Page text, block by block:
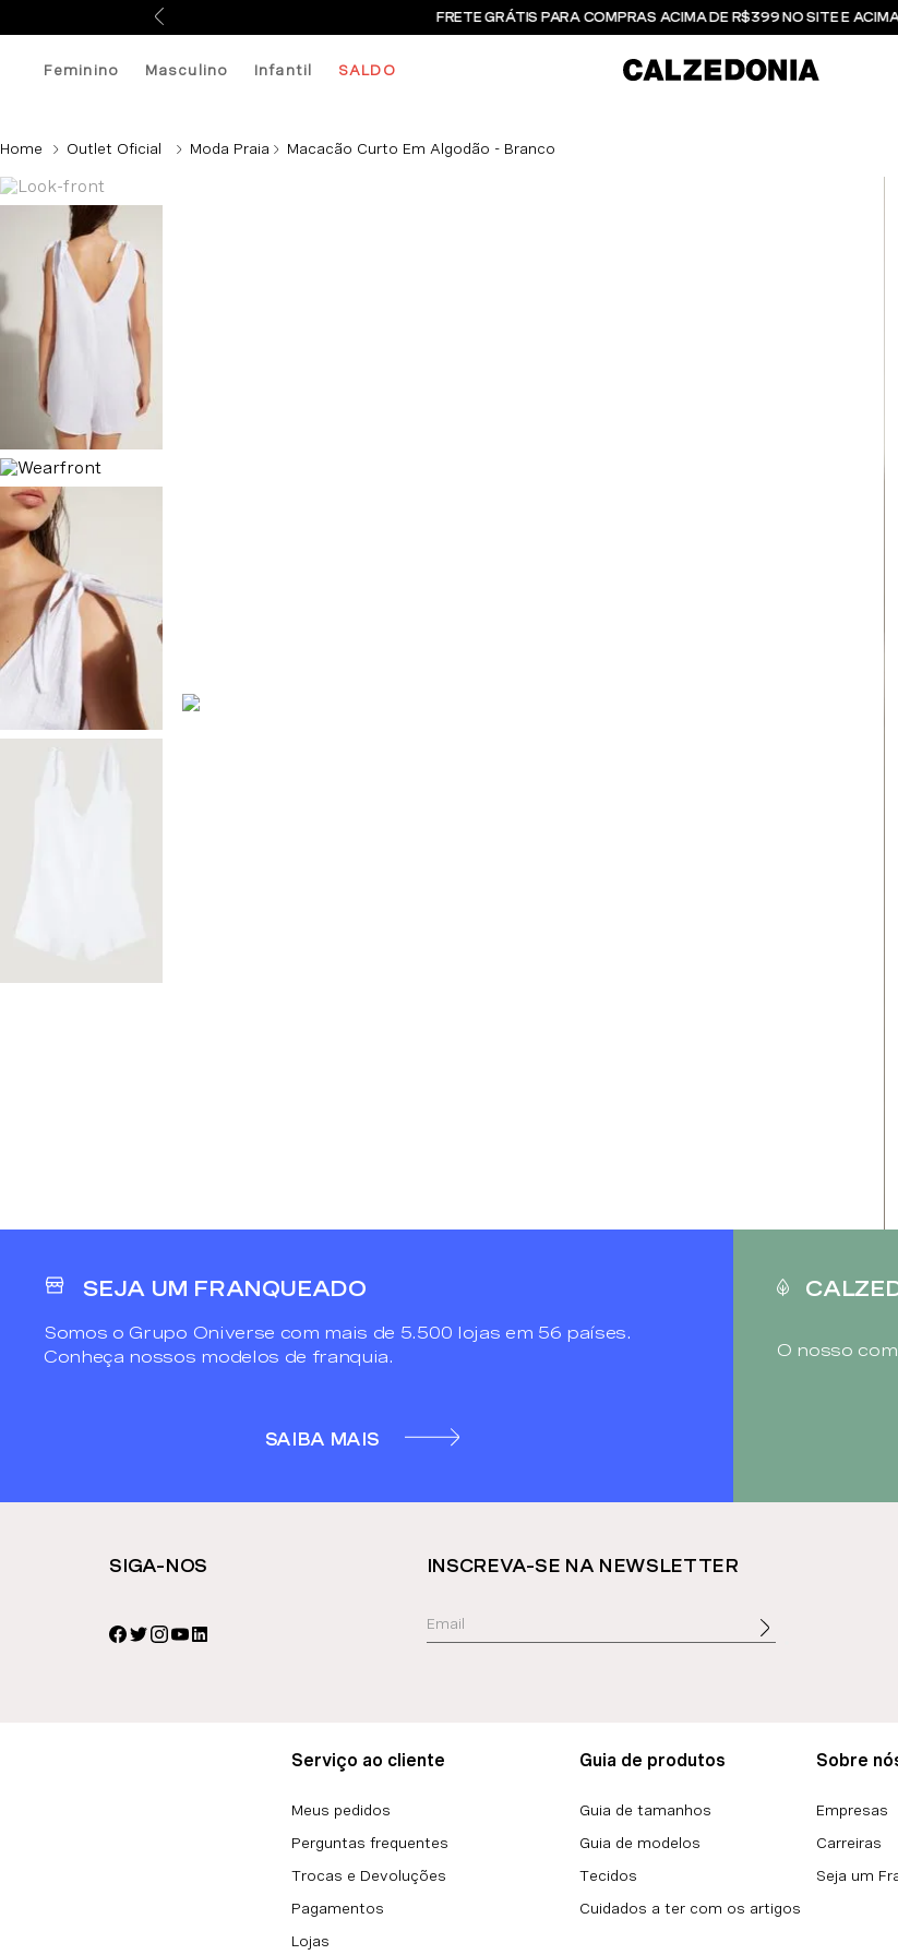
FRETE GRÁTIS PARA COMPRAS ACIMA DE R$399 NO SITE E
Feminino Masculino Infantil SALDO
Outlet Oficial Moda Praia Macacão Curto Em Algodão - Branco
SEJA UM FRANQUEADO
Somos o Grupo Oniverse com mais de 5.500 lojas em 56 países.
Conheça nossos modelos de franquia.
SAIBA MAIS
O nosso
SIGA-NOS INSCREVA-SE NA NEWSLETTER
Serviço ao cliente
Meus pedidos
Perguntas frequentes
Trocas e Devoluções
Pagamentos
Lojas
Guia de produtos
Guia de tamanhos
Guia de modelos
Tecidos
Cuidados a ter com os artigos
Sobre
Empresas
Carreiras
Seja um